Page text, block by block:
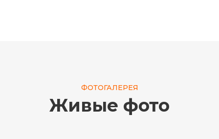
ФОТОГАЛЕРЕЯ
Живые фото